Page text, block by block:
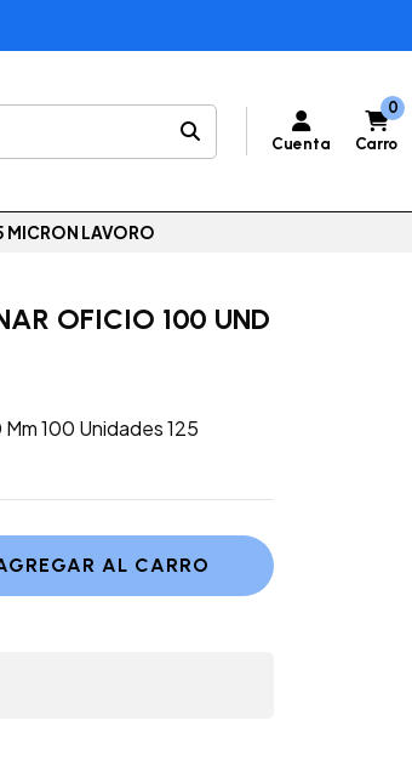
Cuenta
0
Carro
MICRON LAVORO
OFICIO 100 UND
100 Unidades 125
AL CARRO